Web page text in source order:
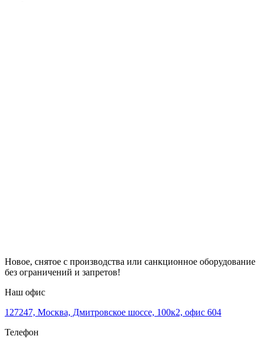
Новое, снятое с производства или санкционное оборудование
без ограничений и запретов!
Наш офис
127247, Москва, Дмитровское шоссе, 100к2, офис 604
Телефон